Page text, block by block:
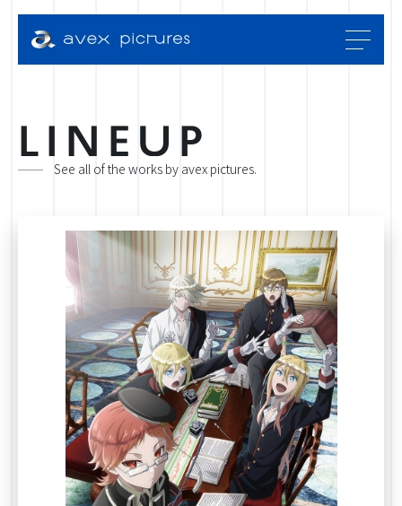
N E P
See all of the works by avex pictures.